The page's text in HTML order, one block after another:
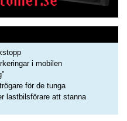
i mobilen
för de tunga
lastbilsförare att stanna